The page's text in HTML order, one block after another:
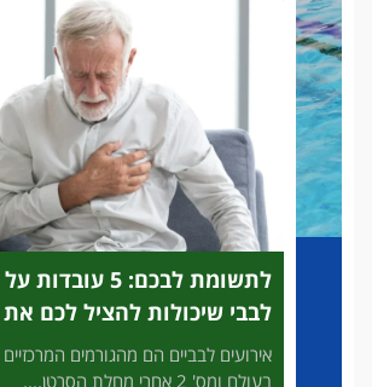
לתשומת לבכם: 5
לבבי שיכולות להציל לכם את
אירועים לבביים הם מהגורמים
בעולם ומס' 2 אחרי מחלת הסרטן....